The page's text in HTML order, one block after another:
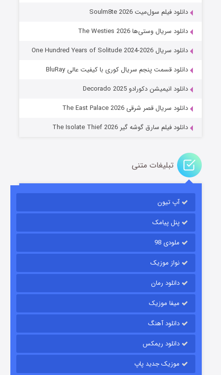
عملیات آپارتمان
قسمت۲ (زیرنویس) منتشر شد
قسمت
دانلود فیلم سول‌میت Soulm8te 2026
دانلود سریال وستی‌ها The Westies 2026
دانلود سریال One Hundred Years of Solitude 2024-2026
دانلود قسمت پنجم سریال کوری با کیفیت عالی BluRay
دانلود انیمیشن دکورادو Decorado 2025
دانلود سریال قصر شرقی The East Palace 2026
دانلود فیلم سارق گوشه گیر The Isolate Thief 2026
تبلیغات متنی
آپ تیون
پنل پیامک
ملودی 98
نواز موزیک
دانلود رمان
میفا موزیک
دانلود آهنگ
دانلود ریمکس
موزیک جدید پاپ